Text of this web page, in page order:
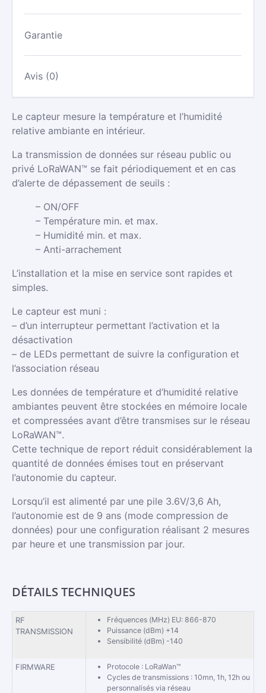
Garantie
Avis (0)
Le capteur mesure la température et l’humidité
relative ambiante en intérieur.
La transmission de données sur réseau public ou
privé LoRaWAN™ se fait périodiquement et en cas
d’alerte de dépassement de seuils :
– ON/OFF
– Température min. et max.
– Humidité min. et max.
– Anti-arrachement
L’installation et la mise en service sont rapides et
simples.
Le capteur est muni :
– d’un interrupteur permettant l’activation et la
désactivation
– de LEDs permettant de suivre la configuration et
l’association réseau
Les données de température et d’humidité relative
ambiantes peuvent être stockées en mémoire locale
et compressées avant d’être transmises sur le réseau
LoRaWAN™.
Cette technique de report réduit considérablement la
quantité de données émises tout en préservant
l’autonomie du capteur.
Lorsqu’il est alimenté par une pile 3.6V/3,6 Ah,
l’autonomie est de 9 ans (mode compression de
données) pour une configuration réalisant 2 mesures
par heure et une transmission par jour.
DÉTAILS TECHNIQUES
RF
TRANSMISSION
Fréquences (MHz) EU: 866-870
Puissance (dBm) +14
Sensibilité (dBm) -140
FIRMWARE
Protocole : LoRaWan™
Cycles de transmissions : 10mn, 1h, 12h ou
personnalisés via réseau